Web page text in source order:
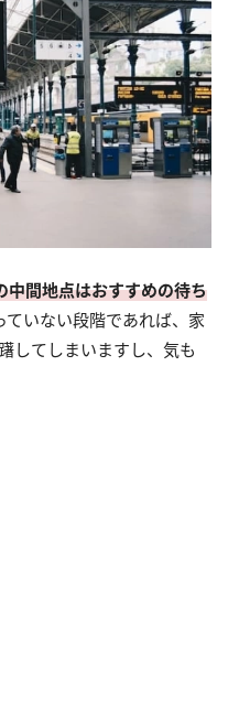
中間地点はおすすめの待ち
ていない段階であれば、家
してしまいますし、気も